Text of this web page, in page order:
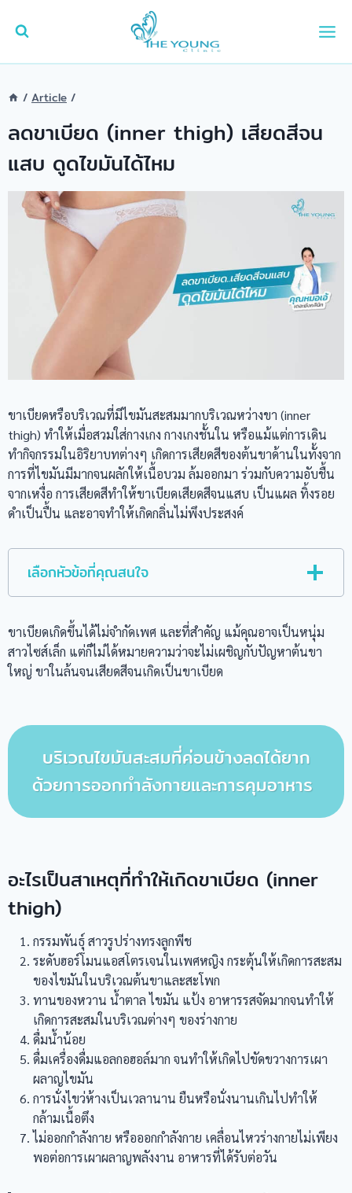
/ Article /
ลดขาเบียด (inner thigh) เสียดสีจน
แสบ ดูดไขมันได้ไหม
ขาเบียดหรือบริเวณที่มีไขมันสะสมมากบริเวณหว่างขา (inner
thigh) ทำให้เมื่อสวมใส่กางเกง กางเกงชั้นใน หรือแม้แต่การเดิน
ทำกิจกรรมในอิริยาบทต่างๆ เกิดการเสียดสีของต้นขาด้านในทั้งจาก
การที่ไขมันมีมากจนผลักให้เนื้อบวม ล้มออกมา ร่วมกับความอับชื้น
จากเหงื่อ การเสียดสีทำให้ขาเบียดเสียดสีจนแสบ เป็นแผล ทิ้งรอย
ดำเป็นปื้น และอาจทำให้เกิดกลิ่นไม่พึงประสงค์
เลือกหัวข้อที่คุณสนใจ
ขาเบียดเกิดขึ้นได้ไม่จำกัดเพศ และที่สำคัญ แม้คุณอาจเป็นหนุ่ม
สาวไซส์เล็ก แต่ก็ไม่ได้หมายความว่าจะไม่เผชิญกับปัญหาต้นขา
ใหญ่ ขาในล้นจนเสียดสีจนเกิดเป็นขาเบียด
บริเวณไขมันสะสมที่ค่อนข้างลดได้ยาก
ด้วยการออกกำลังกายและการคุมอาหาร
อะไรเป็นสาเหตุที่ทำให้เกิดขาเบียด (inner
thigh)
กรรมพันธุ์ สาวรูปร่างทรงลูกพีช
ระดับฮอร์โมนแอสโตรเจนในเพศหญิง กระตุ้นให้เกิดการสะสม
ของไขมันในบริเวณต้นขาและสะโพก
ทานของหวาน น้ำตาล ไขมัน แป้ง อาหารรสจัดมากจนทำให้
เกิดการสะสมในบริเวณต่างๆ ของร่างกาย
ดื่มน้ำน้อย
ดื่มเครื่องดื่มแอลกอฮอล์มาก จนทำให้เกิดไปขัดขวางการเผา
ผลาญไขมัน
การนั่งไขว่ห้างเป็นเวลานาน ยืนหรือนั่งนานเกินไปทำให้
กล้ามเนื้อตึง
ไม่ออกกำลังกาย หรือออกกำลังกาย เคลื่อนไหวร่างกายไม่เพียง
พอต่อการเผาผลาญพลังงาน อาหารที่ได้รับต่อวัน